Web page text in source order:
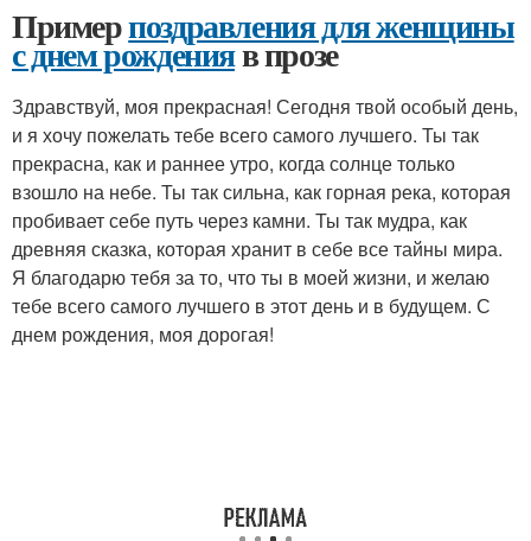
Примерпоздравления для женщины
с днем рожденияв прозе
Здравствуй, моя прекрасная! Сегодня твой особый день,
и я хочу пожелать тебе всего самого лучшего. Ты так
прекрасна, как и раннее утро, когда солнце только
взошло на небе. Ты так сильна, как горная река, которая
пробивает себе путь через камни. Ты так мудра, как
древняя сказка, которая хранит в себе все тайны мира.
Я благодарю тебя за то, что ты в моей жизни, и желаю
тебе всего самого лучшего в этот день и в будущем. С
днем рождения, моя дорогая!